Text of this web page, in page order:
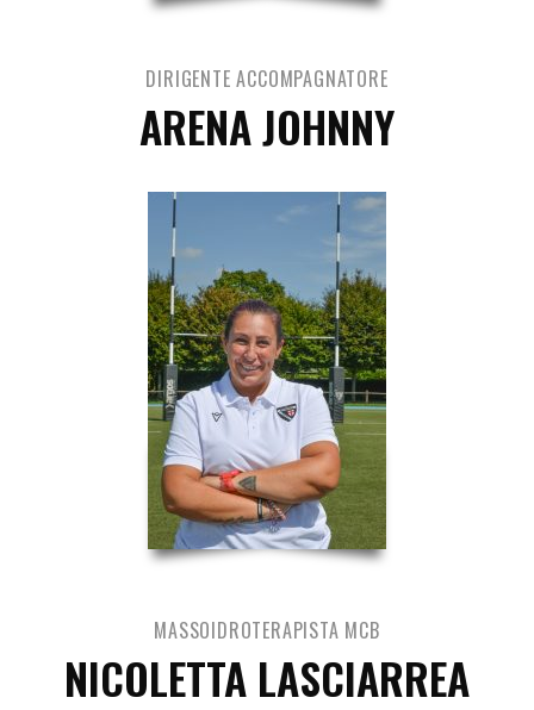
DIRIGENTE ACCOMPAGNATORE
ARENA JOHNNY
MASSOIDROTERAPISTA MCB
NICOLETTA LASCIARREA